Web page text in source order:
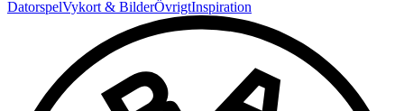
DatorspelVykort & BilderÖvrigtInspiration